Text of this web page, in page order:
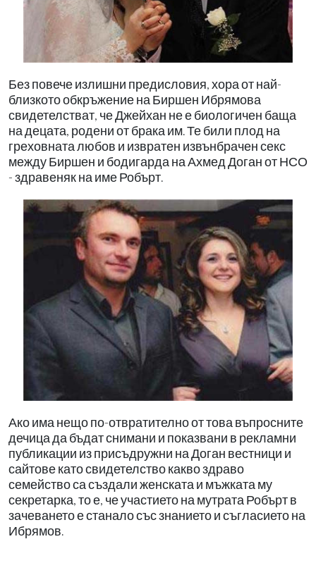
Без повече излишни предисловия, хора от най-
близкото обкръжение на Биршен Ибрямова
свидетелстват, че Джейхан не е биологичен баща
на децата, родени от брака им. Те били плод на
греховната любов и извратен извънбрачен секс
между Биршен и бодигарда на Ахмед Доган от НСО
- здравеняк на име Робърт.
Ако има нещо по-отвратително от това въпросните
дечица да бъдат снимани и показвани в рекламни
публикации из присъдружни на Доган вестници и
сайтове като свидетелство какво здраво
семейство са създали женската и мъжката му
секретарка, то е, че участието на мутрата Робърт в
зачеването е станало със знанието и съгласието на
Ибрямов.